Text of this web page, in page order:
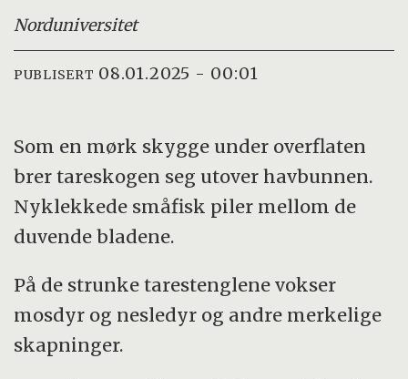
Norduniversitet
PUBLISERT 08.01.2025 - 00:01
Som en mørk skygge under overflaten
brer tareskogen seg utover havbunnen.
Nyklekkede småfisk piler mellom de
duvende bladene.
På de strunke tarestenglene vokser
mosdyr og nesledyr og andre merkelige
skapninger.